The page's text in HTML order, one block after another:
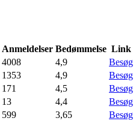
Anmeldelser Bedømmelse Link
4008 4,9
Besøg
1353 4,9
Besøg
171 4,5
Besøg
13 4,4
Besøg
599 3,65
Besøg